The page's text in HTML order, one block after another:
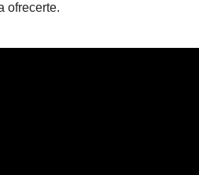
ofrecerte.